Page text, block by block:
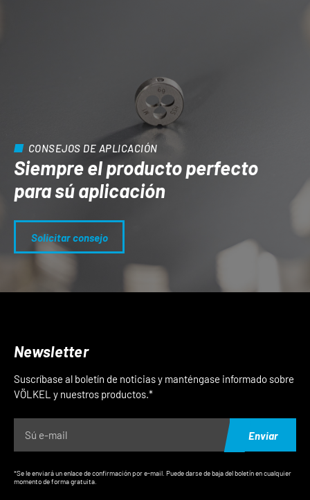
CONSEJOS DE APLICACIÓN
Siempre el producto perfecto
para sú aplicación
Solicitar consejo
Newsletter
Suscríbase al boletín de noticias y manténgase informado sobre
VÖLKEL y nuestros productos.*
Enviar
*Se le enviará un enlace de confirmación por e-mail. Puede darse de baja del boletín en cualquier
momento de forma gratuita.